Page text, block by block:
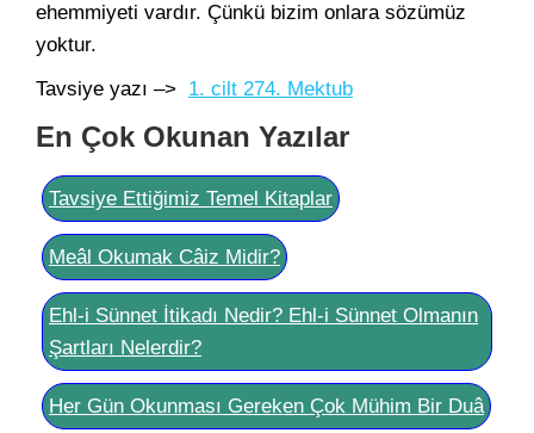
ehemmiyeti vardır. Çünkü bizim onlara sözümüz
yoktur.
Tavsiye yazı –> 1. cilt 274. Mektub
En Çok Okunan Yazılar
Tavsiye Ettiğimiz Temel Kitaplar
Meâl Okumak Câiz Midir?
Ehl-i Sünnet İtikadı Nedir? Ehl-i Sünnet Olmanın
Şartları Nelerdir?
Her Gün Okunması Gereken Çok Mühim Bir Duâ